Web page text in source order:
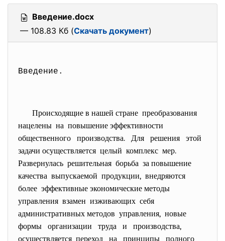
Введение.docx
— 108.83 Кб (Скачать документ)
Введение .
Происходящие в нашей стране преобразования
нацелены на повышение эффективности
общественного производства. Для решения этой
задачи осуществляется целый комплекс мер.
Развернулась решительная борьба за повышение
качества выпускаемой продукции, внедряются
более эффективные экономические методы
управления взамен изживающих себя
административных методов управления, новые
формы организации труда и производства,
осуществляется переход на принципы полного